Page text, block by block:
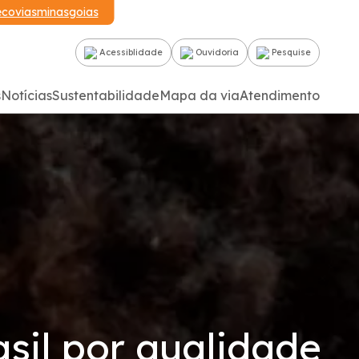
Acessiblidade Ouvidoria Pesquise
NotíciasSustentabilidadeMapa da viaAtendimento
por qualidade